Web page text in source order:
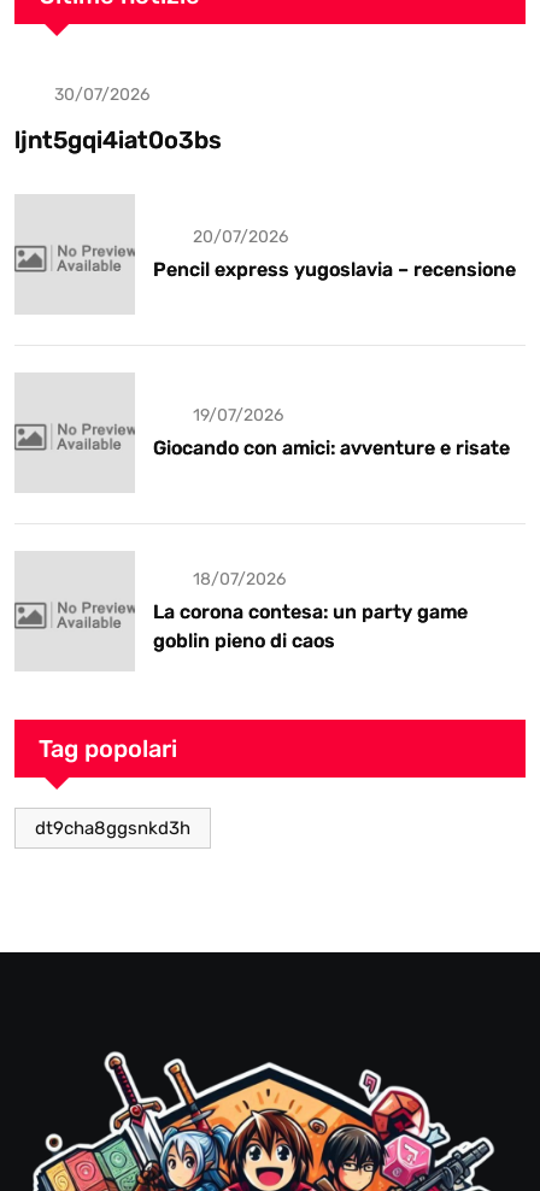
Uncategorized
30/07/2026
ljnt5gqi4iat0o3bs
20/07/2026
Pencil express yugoslavia – recensione
19/07/2026
Giocando con amici: avventure e risate
18/07/2026
La corona contesa: un party game
goblin pieno di caos
Tag popolari
dt9cha8ggsnkd3h